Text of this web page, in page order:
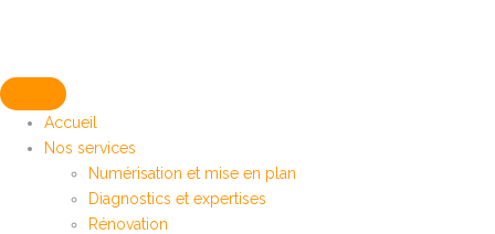
Accueil
Nos services
Numérisation et mise en plan
Diagnostics et expertises
Rénovation